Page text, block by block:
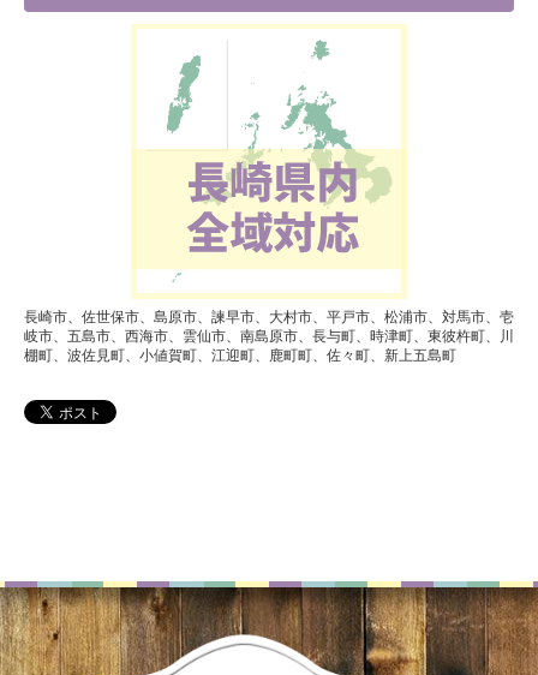
長崎市、佐世保市、島原市、諫早市、大村市、平戸市、松浦市、対馬市、壱
岐市、五島市、西海市、雲仙市、南島原市、長与町、時津町、東彼杵町、川
棚町、波佐見町、小値賀町、江迎町、鹿町町、佐々町、新上五島町